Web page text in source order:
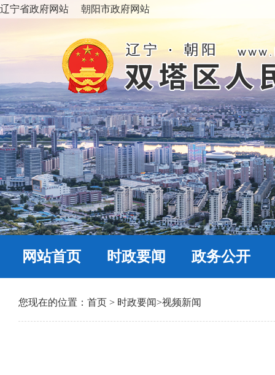
辽宁省政府网站 朝阳市政府网站
网站首页 时政要闻 政务公开
您现在的位置： 首页 > 时政要闻>视频新闻